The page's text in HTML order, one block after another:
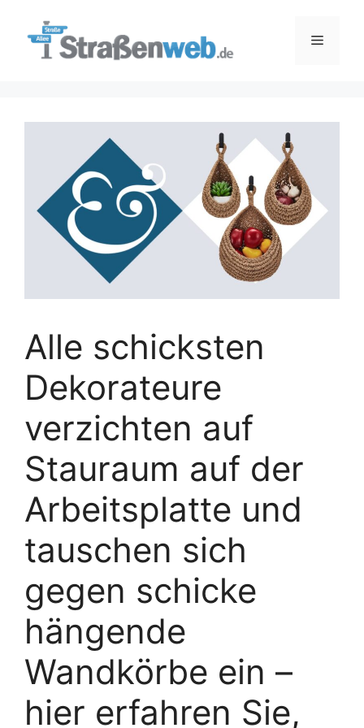
Menü
Alle schicksten
Dekorateure
verzichten auf
Stauraum auf der
Arbeitsplatte und
tauschen sich
gegen schicke
hängende
Wandkörbe ein –
hier erfahren Sie,